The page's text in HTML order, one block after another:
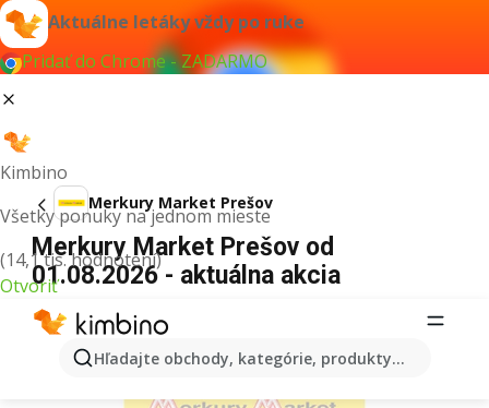
Aktuálne letáky vždy po ruke
Pridať do Chrome - ZADARMO
Kimbino
Všetky ponuky na jednom mieste
(14,1 tis. hodnotení)
Otvoriť
Hľadajte obchody, kategórie, produkty...
Merkury Market Prešov
Merkury Market Prešov od
01.08.2026 - aktuálna akcia